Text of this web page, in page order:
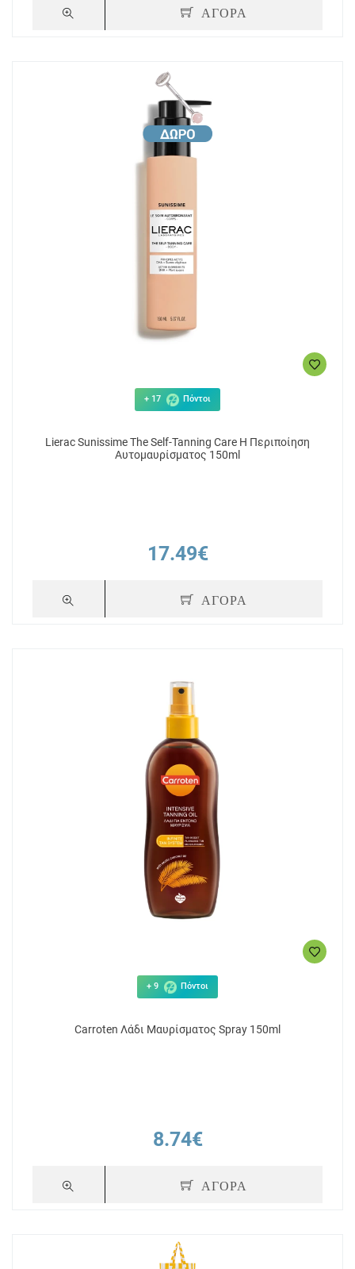
ΑΓΟΡΑ
+ 17 Πόντοι
Lierac Sunissime The Self-Tanning Care Η Περιποίηση
Αυτομαυρίσματος 150ml
17.49€
ΑΓΟΡΑ
+ 9 Πόντοι
Carroten Λάδι Μαυρίσματος Spray 150ml
8.74€
ΑΓΟΡΑ